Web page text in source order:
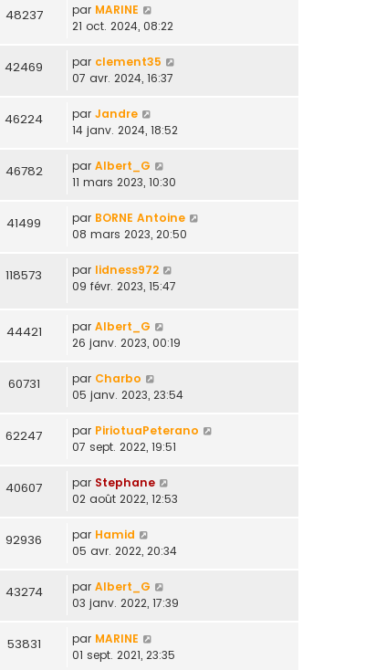
48237 par MARINE
21 oct. 2024, 08:22
42469 par clement35
07 avr. 2024, 16:37
46224 par Jandre
14 janv. 2024, 18:52
46782 par Albert_G
11 mars 2023, 10:30
41499 par BORNE Antoine
08 mars 2023, 20:50
118573 par lidness972
09 févr. 2023, 15:47
44421 par Albert_G
26 janv. 2023, 00:19
60731 par Charbo
05 janv. 2023, 23:54
62247 par PiriotuaPeterano
07 sept. 2022, 19:51
40607 par Stephane
02 août 2022, 12:53
92936 par Hamid
05 avr. 2022, 20:34
43274 par Albert_G
03 janv. 2022, 17:39
53831 par MARINE
01 sept. 2021, 23:35